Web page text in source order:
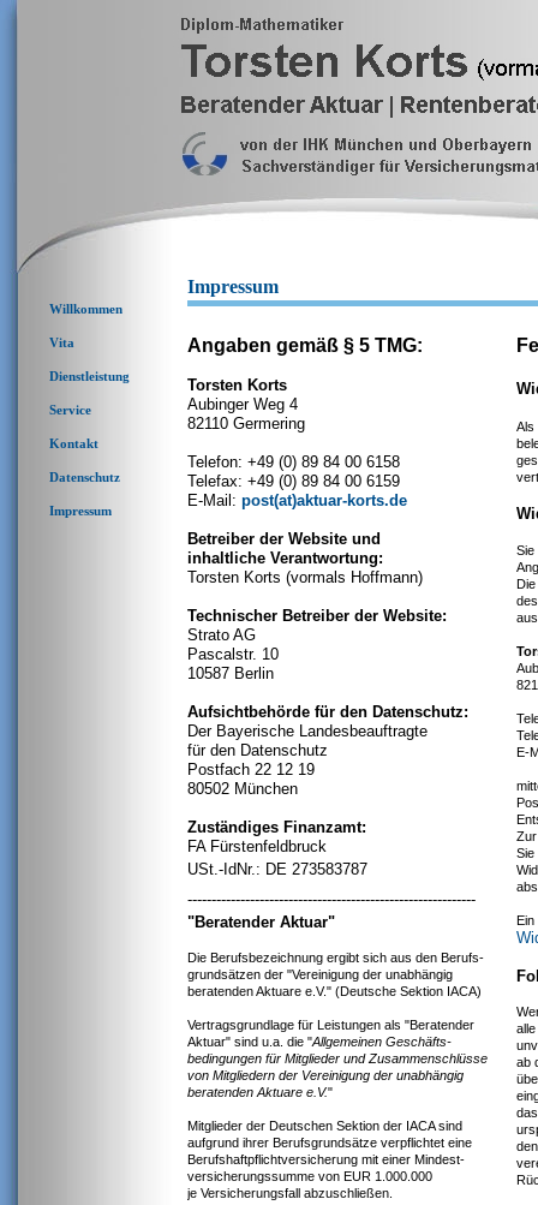
Willkommen
Vita
Dienstleistung
Service
Kontakt
Datenschutz
Impressum
Impressum
Angaben gemäß § 5 TMG:
Torsten Korts
Aubinger Weg 4
82110 Germering
Telefon: +49 (0) 89 84 00 6158
Telefax: +49 (0) 89 84 00 6159
E-Mail: post(at)aktuar-korts.de
Betreiber der Website und
inhaltliche Verantwortung:
Torsten Korts (vormals Hoffmann)
Technischer Betreiber der Website:
Strato AG
Pascalstr. 10
10587 Berlin
Aufsichtbehörde für den Datenschutz:
Der Bayerische Landesbeauftragte
für den Datenschutz
Postfach 22 12 19
80502 München
Zuständiges Finanzamt:
FA Fürstenfeldbruck
USt.-IdNr.: DE 273583787
------------------------------------------------------------
"Beratender Aktuar"
Die Berufsbezeichnung ergibt sich aus den Berufs-
grundsätzen der "Vereinigung der unabhängig
beratenden Aktuare e.V." (Deutsche Sektion IACA)
Vertragsgrundlage für Leistungen als "Beratender
Aktuar" sind u.a. die "Allgemeinen Geschäfts-
bedingungen für Mitglieder und Zusammenschlüsse
von Mitgliedern der Vereinigung der unabhängig
beratenden Aktuare e.V."
Mitglieder der Deutschen Sektion der IACA sind
aufgrund ihrer Berufsgrundsätze verpflichtet eine
Berufshaftpflichtversicherung mit einer Mindest-
versicherungssumme von EUR 1.000.000
je Versicherungsfall abzuschließen.
Als
Sie
E-
Sie
Ein
ab